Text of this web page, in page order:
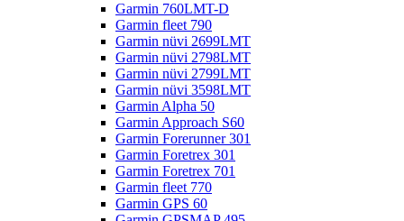
Garmin 760LMT-D
Garmin fleet 790
Garmin nüvi 2699LMT
Garmin nüvi 2798LMT
Garmin nüvi 2799LMT
Garmin nüvi 3598LMT
Garmin Alpha 50
Garmin Approach S60
Garmin Forerunner 301
Garmin Foretrex 301
Garmin Foretrex 701
Garmin fleet 770
Garmin GPS 60